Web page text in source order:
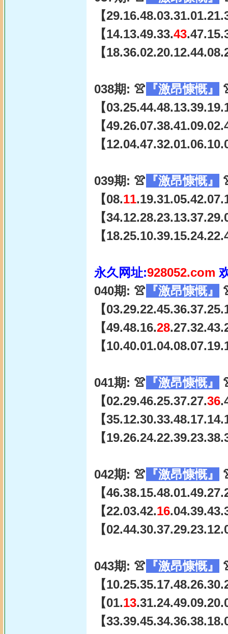
【
【14.13.49.33.43
【
038期: 👚 『激昂慷慨』
【
【
【
039期: 👚 『激昂慷慨』
【08.11
【
【
永久网址:928052.com
040期: 👚 『激昂慷慨』
【
【49.48.16.28
【
041期: 👚 『激昂慷慨』
【02.29.46.25.37.27.36
【
【
042期: 👚 『激昂慷慨』
【
【22.03.42.16
【
043期: 👚 『激昂慷慨』
【
【01.13
【